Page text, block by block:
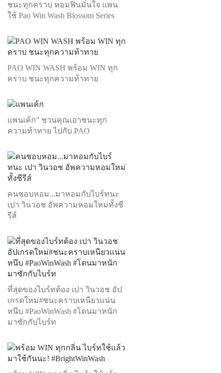
ชนะทุกคราบ หอมฟินมั่นใจ แพน
ใช้ Pao Win Wash Blossom Series
PAO WIN WASH พร้อม WIN ทุก
คราบ ชนะทุกความท้าทาย
แพนเค้ก" ชวนคุณเอาชนะทุก
ความท้าทาย ไปกับ PAO
คนชอบหอม...มาหอมกับไบร์ทนะ
เปา วินวอช อัพความหอมใหม่ทั้งซี
รีส์
ที่สุดของไบร์ทต้อง เปา วินวอช อัป
เกรดใหม่#ชนะคราบเหนียวแน่น
หนึบ #PaoWinWash #โดนมาหนัก
มาซักกับไบร์ท